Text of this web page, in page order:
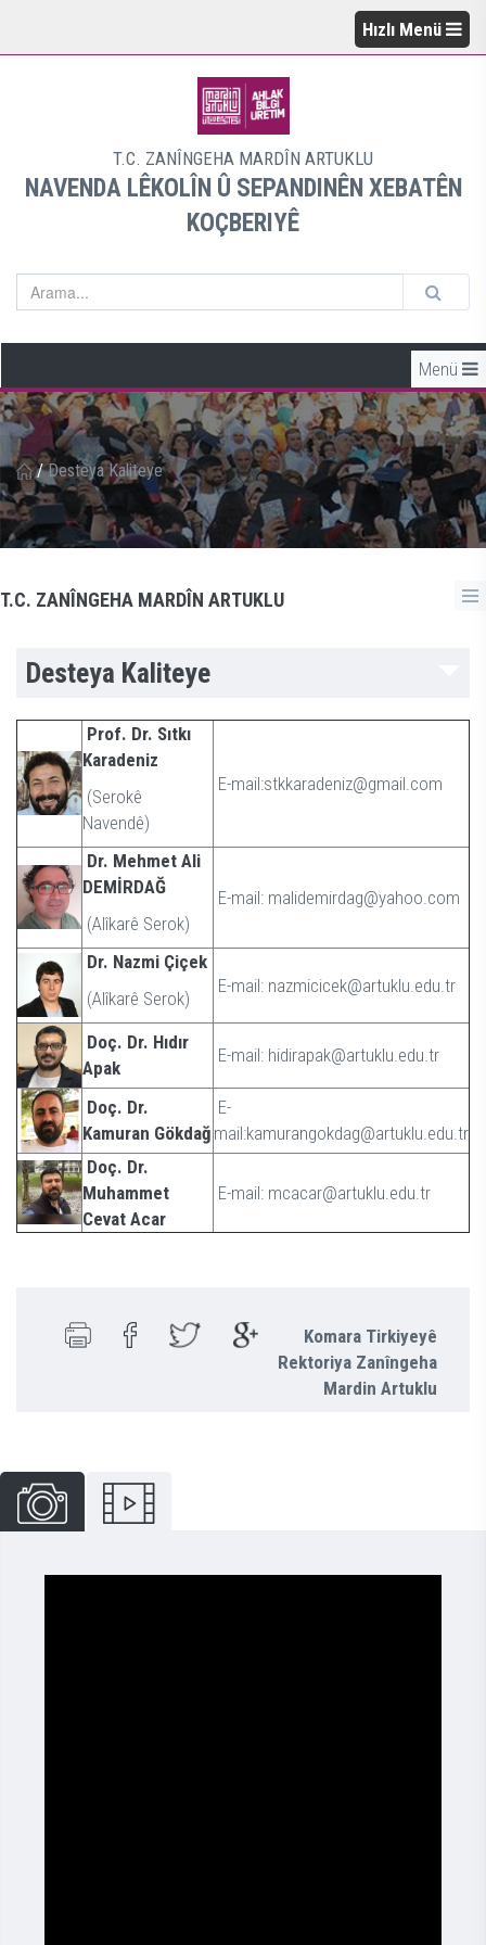
Hızlı Menü
T.C. ZANÎNGEHA MARDÎN ARTUKLU
NAVENDA LÊKOLÎN Û SEPANDINÊN XEBATÊN
KOÇBERIYÊ
Menü
/ Desteya Kaliteye
T.C. ZANÎNGEHA MARDÎN ARTUKLU
Desteya Kaliteye
Prof. Dr. Sıtkı
Karadeniz
(Serokê
Navendê)
E-mail:stkkaradeniz@gmail.com
Dr. Mehmet Ali
DEMİRDAĞ
(Alîkarê Serok)
E-mail: malidemirdag@yahoo.com
Dr. Nazmi Çiçek
(Alîkarê Serok)
E-mail: nazmicicek@artuklu.edu.tr
Doç. Dr. Hıdır
Apak
E-mail: hidirapak@artuklu.edu.tr
Doç. Dr.
Kamuran Gökdağ
E-
mail:kamurangokdag@artuklu.edu.tr
Doç. Dr.
Muhammet
Cevat Acar
E-mail: mcacar@artuklu.edu.tr
Komara Tirkiyeyê
Rektoriya Zanîngeha
Mardin Artuklu